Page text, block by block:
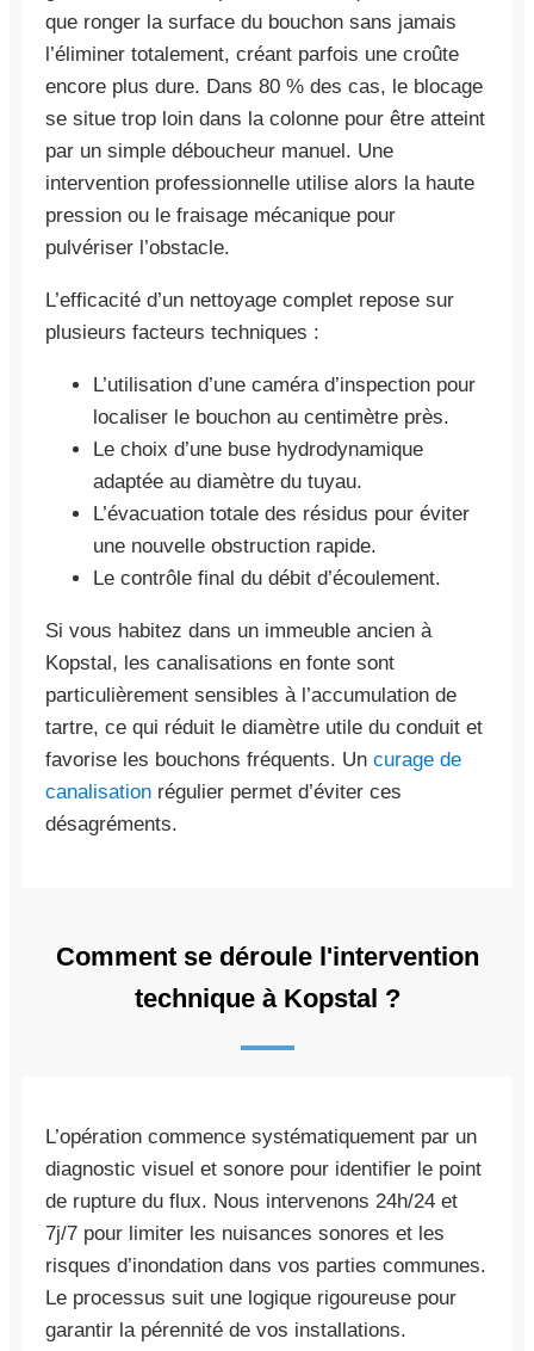
que ronger la surface du bouchon sans jamais
l’éliminer totalement, créant parfois une croûte
encore plus dure. Dans 80 % des cas, le blocage
se situe trop loin dans la colonne pour être atteint
par un simple déboucheur manuel. Une
intervention professionnelle utilise alors la haute
pression ou le fraisage mécanique pour
pulvériser l’obstacle.
L’efficacité d’un nettoyage complet repose sur
plusieurs facteurs techniques :
L’utilisation d’une caméra d’inspection pour
localiser le bouchon au centimètre près.
Le choix d’une buse hydrodynamique
adaptée au diamètre du tuyau.
L’évacuation totale des résidus pour éviter
une nouvelle obstruction rapide.
Le contrôle final du débit d’écoulement.
Si vous habitez dans un immeuble ancien à
Kopstal, les canalisations en fonte sont
particulièrement sensibles à l’accumulation de
tartre, ce qui réduit le diamètre utile du conduit et
favorise les bouchons fréquents. Un curage de
canalisation régulier permet d’éviter ces
désagréments.
Comment se déroule l'intervention
technique à Kopstal ?
L’opération commence systématiquement par un
diagnostic visuel et sonore pour identifier le point
de rupture du flux. Nous intervenons 24h/24 et
7j/7 pour limiter les nuisances sonores et les
risques d’inondation dans vos parties communes.
Le processus suit une logique rigoureuse pour
garantir la pérennité de vos installations.